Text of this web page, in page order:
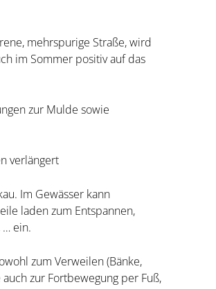
mehrspurige Straße, wird
im Sommer positiv auf das
zur Mulde sowie
verlängert
Im Gewässer kann
laden zum Entspannen,
… ein.
zum Verweilen (Bänke,
zur Fortbewegung per Fuß,